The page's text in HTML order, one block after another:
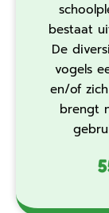
bestaat
De
vogels
en/of
brengt